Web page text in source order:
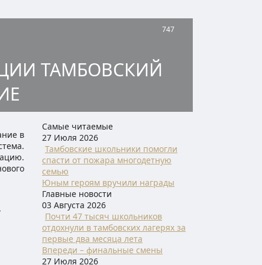
747
ТАМБОВСКИЙ
в
Самые читаемые
27 Июля 2026
Тамбовские школьники помогли
спасти от пожара многодетную
семью
Юным героям вручили награды
Главные новости
03 Августа 2026
Почти 47 тысяч школьников
отдохнули в тамбовских лагерях за
первые два месяца лета
Впереди – финальные смены
27 Июля 2026